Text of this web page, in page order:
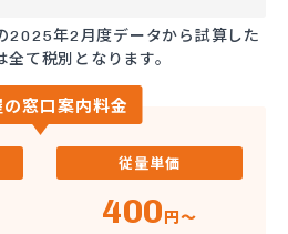
2025年2月度データから試算した
て税別となります。
窓口案内料金
従量単価
400円～